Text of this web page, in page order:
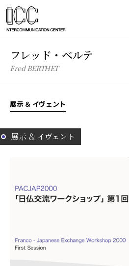
フレッド・ベルテ
Fred BERTHET
展示 ＆ イヴェント
展示 ＆ イヴェント